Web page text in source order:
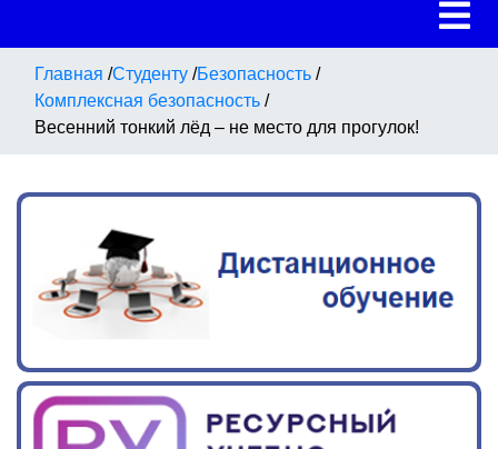
Главная /Студенту /Безопасность /
Комплексная безопасность /
Весенний тонкий лёд – не место для прогулок!